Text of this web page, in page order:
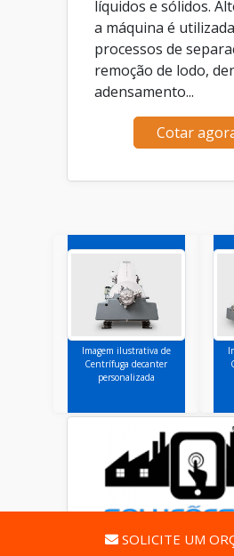
líquidos e sólidos.
a máquina é
processos de
remoção de lodo,
adensamento...
Cotar
Imagem ilustrativa de
Centrífuga decanter
personalizada
SOLICITE UM